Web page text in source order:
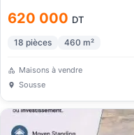
620 000 DT
18 pièces 460 m²
Maisons à vendre
Sousse